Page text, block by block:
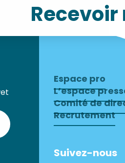
Espace pro
L’espace
Comité de
Recrutement
Suivez-nous